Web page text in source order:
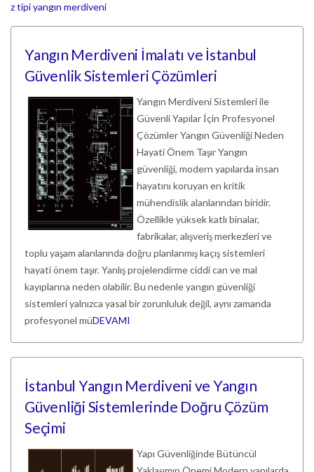
z tipi yangın merdiveni
Yangın Merdiveni İmalatı ve İstanbul
Güvenlik Sistemleri Çözümleri
Yangın Merdiveni Sistemleri ile
Güvenli Yapılar İçin Profesyonel
Çözümler Yangın Güvenliği Neden
Hayati Önem Taşır Yangın
güvenliği, modern yapılarda insan
hayatını koruyan en kritik
mühendislik alanlarından biridir.
Özellikle yüksek katlı binalar,
fabrikalar, alışveriş merkezleri ve
toplu yaşam alanlarında doğru planlanmış kaçış sistemleri
hayati önem taşır. Yanlış projelendirme ciddi can ve mal
kayıplarına neden olabilir. Bu nedenle yangın güvenliği
sistemleri yalnızca yasal bir zorunluluk değil, aynı zamanda
profesyonel müDEVAMI
İstanbul Yangın Merdiveni ve Yangın
Güvenliği Sistemlerinde Doğru Çözüm
Seçimi
Yapı Güvenliğinde Bütüncül